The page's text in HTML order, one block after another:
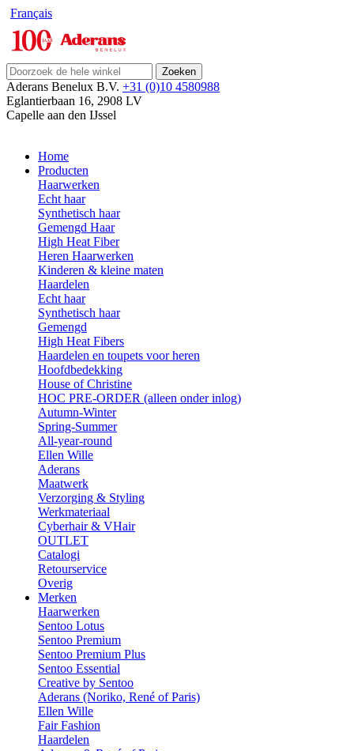
Français
Zoeken
Aderans Benelux B.V. +31 (0)10 4580988
Eglantierbaan 16, 2908 LV
Capelle aan den IJssel
Home
Producten
Haarwerken
Echt haar
Synthetisch haar
Gemengd Haar
High Heat Fiber
Heren Haarwerken
Kinderen & kleine maten
Haardelen
Echt haar
Synthetisch haar
Gemengd
High Heat Fibers
Haardelen en toupets voor heren
Hoofdbedekking
House of Christine
HOC PRE-ORDER (alleen onder inlog)
Autumn-Winter
Spring-Summer
All-year-round
Ellen Wille
Aderans
Maatwerk
Verzorging & Styling
Werkmateriaal
Cyberhair & VHair
OUTLET
Catalogi
Retourservice
Overig
Merken
Haarwerken
Sentoo Lotus
Sentoo Premium
Sentoo Premium Plus
Sentoo Essential
Creative by Sentoo
Aderans (Noriko, René of Paris)
Ellen Wille
Fair Fashion
Haardelen